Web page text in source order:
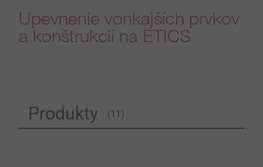
Upevnenie vonkajších prvkov
a konštrukcií na ETICS
Produkty (11)